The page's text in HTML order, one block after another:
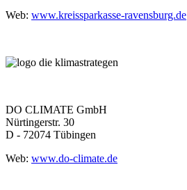
Web: www.kreissparkasse-ravensburg.de
DO CLIMATE GmbH
Nürtingerstr. 30
D - 72074 Tübingen
Web: www.do-climate.de